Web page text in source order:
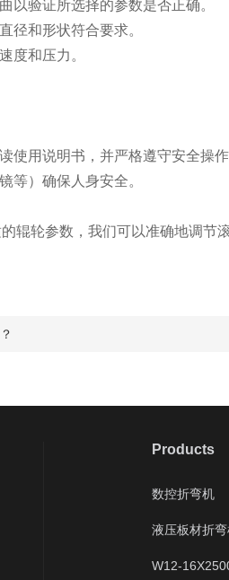
验证所选择的参数是否正确。
和形状符合要求。
和压力。
用说明书，并严格遵守安全操作
）确保人身安全。
轮参数，我们可以准确地调节
Products
数控折弯机
液压板材折
W12-